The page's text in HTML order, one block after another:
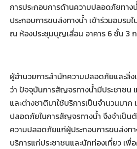
การประกอบการด้านความปลอดภัยทา
ประกอบการขนส่งทางน้ำ เข้าร่วมอบรม
ณ ห้องประชุมบุญเลื่อน อาคาร 6 ชั้น 3 ก
ผู้อำนวยการสำนักความปลอดภัยและสิ่ง
ว่า ปัจจุบันการสัญจรทางน้ำมีประชาชน
และต่างชาติมาใช้บริการเป็นจำนวนมาก
ปลอดภัยในการสัญจรทางน้ำ จึงจำเป็น
ความปลอดภัยแก่ผู้ประกอบการขนส่งท
บริการแก่ประชาชนและนักท่องเที่ยว เ